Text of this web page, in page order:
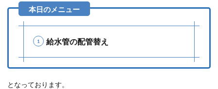
給水管の配管替え
となっております。